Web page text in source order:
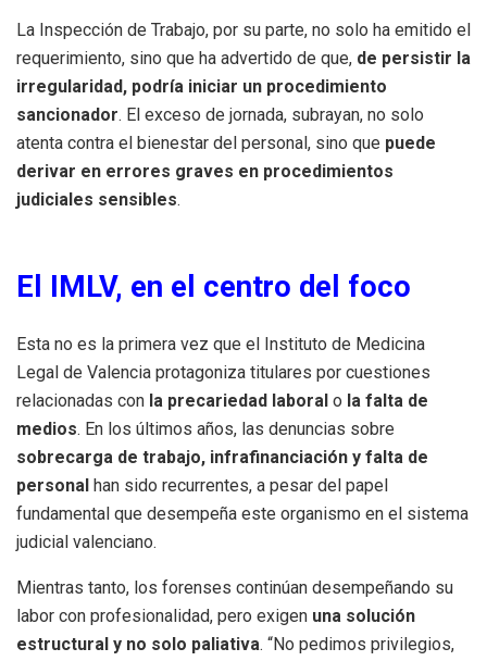
La Inspección de Trabajo, por su parte, no solo ha emitido el
requerimiento, sino que ha advertido de que, de persistir la
irregularidad, podría iniciar un procedimiento
sancionador. El exceso de jornada, subrayan, no solo
atenta contra el bienestar del personal, sino que puede
derivar en errores graves en procedimientos
judiciales sensibles.
El IMLV, en el centro del foco
Esta no es la primera vez que el Instituto de Medicina
Legal de Valencia protagoniza titulares por cuestiones
relacionadas con la precariedad laboral o la falta de
medios. En los últimos años, las denuncias sobre
sobrecarga de trabajo, infrafinanciación y falta de
personal han sido recurrentes, a pesar del papel
fundamental que desempeña este organismo en el sistema
judicial valenciano.
Mientras tanto, los forenses continúan desempeñando su
labor con profesionalidad, pero exigen una solución
estructural y no solo paliativa. “No pedimos privilegios,